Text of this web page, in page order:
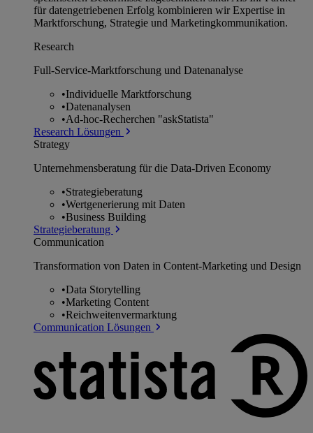
für datengetriebenen Erfolg kombinieren wir Expertise in
Marktforschung, Strategie und Marketingkommunikation.
Research
Full-Service-Marktforschung und Datenanalyse
•Individuelle Marktforschung
•Datenanalysen
•Ad-hoc-Recherchen "askStatista"
Research Lösungen
Strategy
Unternehmens­beratung für die Data-Driven Economy
•Strategieberatung
•Wertgenerierung mit Daten
•Business Building
Strategieberatung
Communication
Transformation von Daten in Content-Marketing und Design
•Data Storytelling
•Marketing Content
•Reichweitenvermarktung
Communication Lösungen